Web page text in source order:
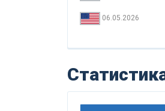
06.05.2026